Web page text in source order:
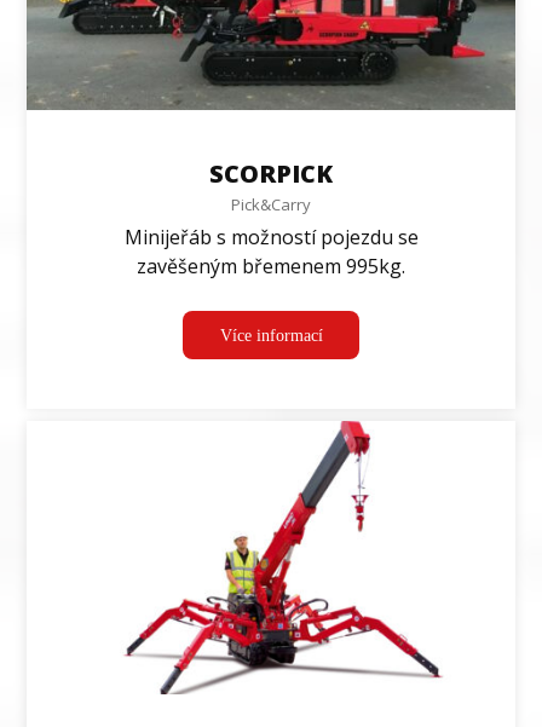
SCORPICK
Pick&Carry
Minijeřáb s možností pojezdu se
zavěšeným břemenem 995kg.
Více informací